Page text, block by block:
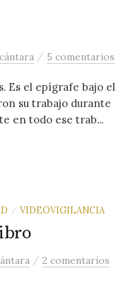
/ 5 comentarios
Es el epígrafe bajo el
su trabajo durante
en todo ese trab...
/ VIDEOVIGILANCIA
/2 comentarios